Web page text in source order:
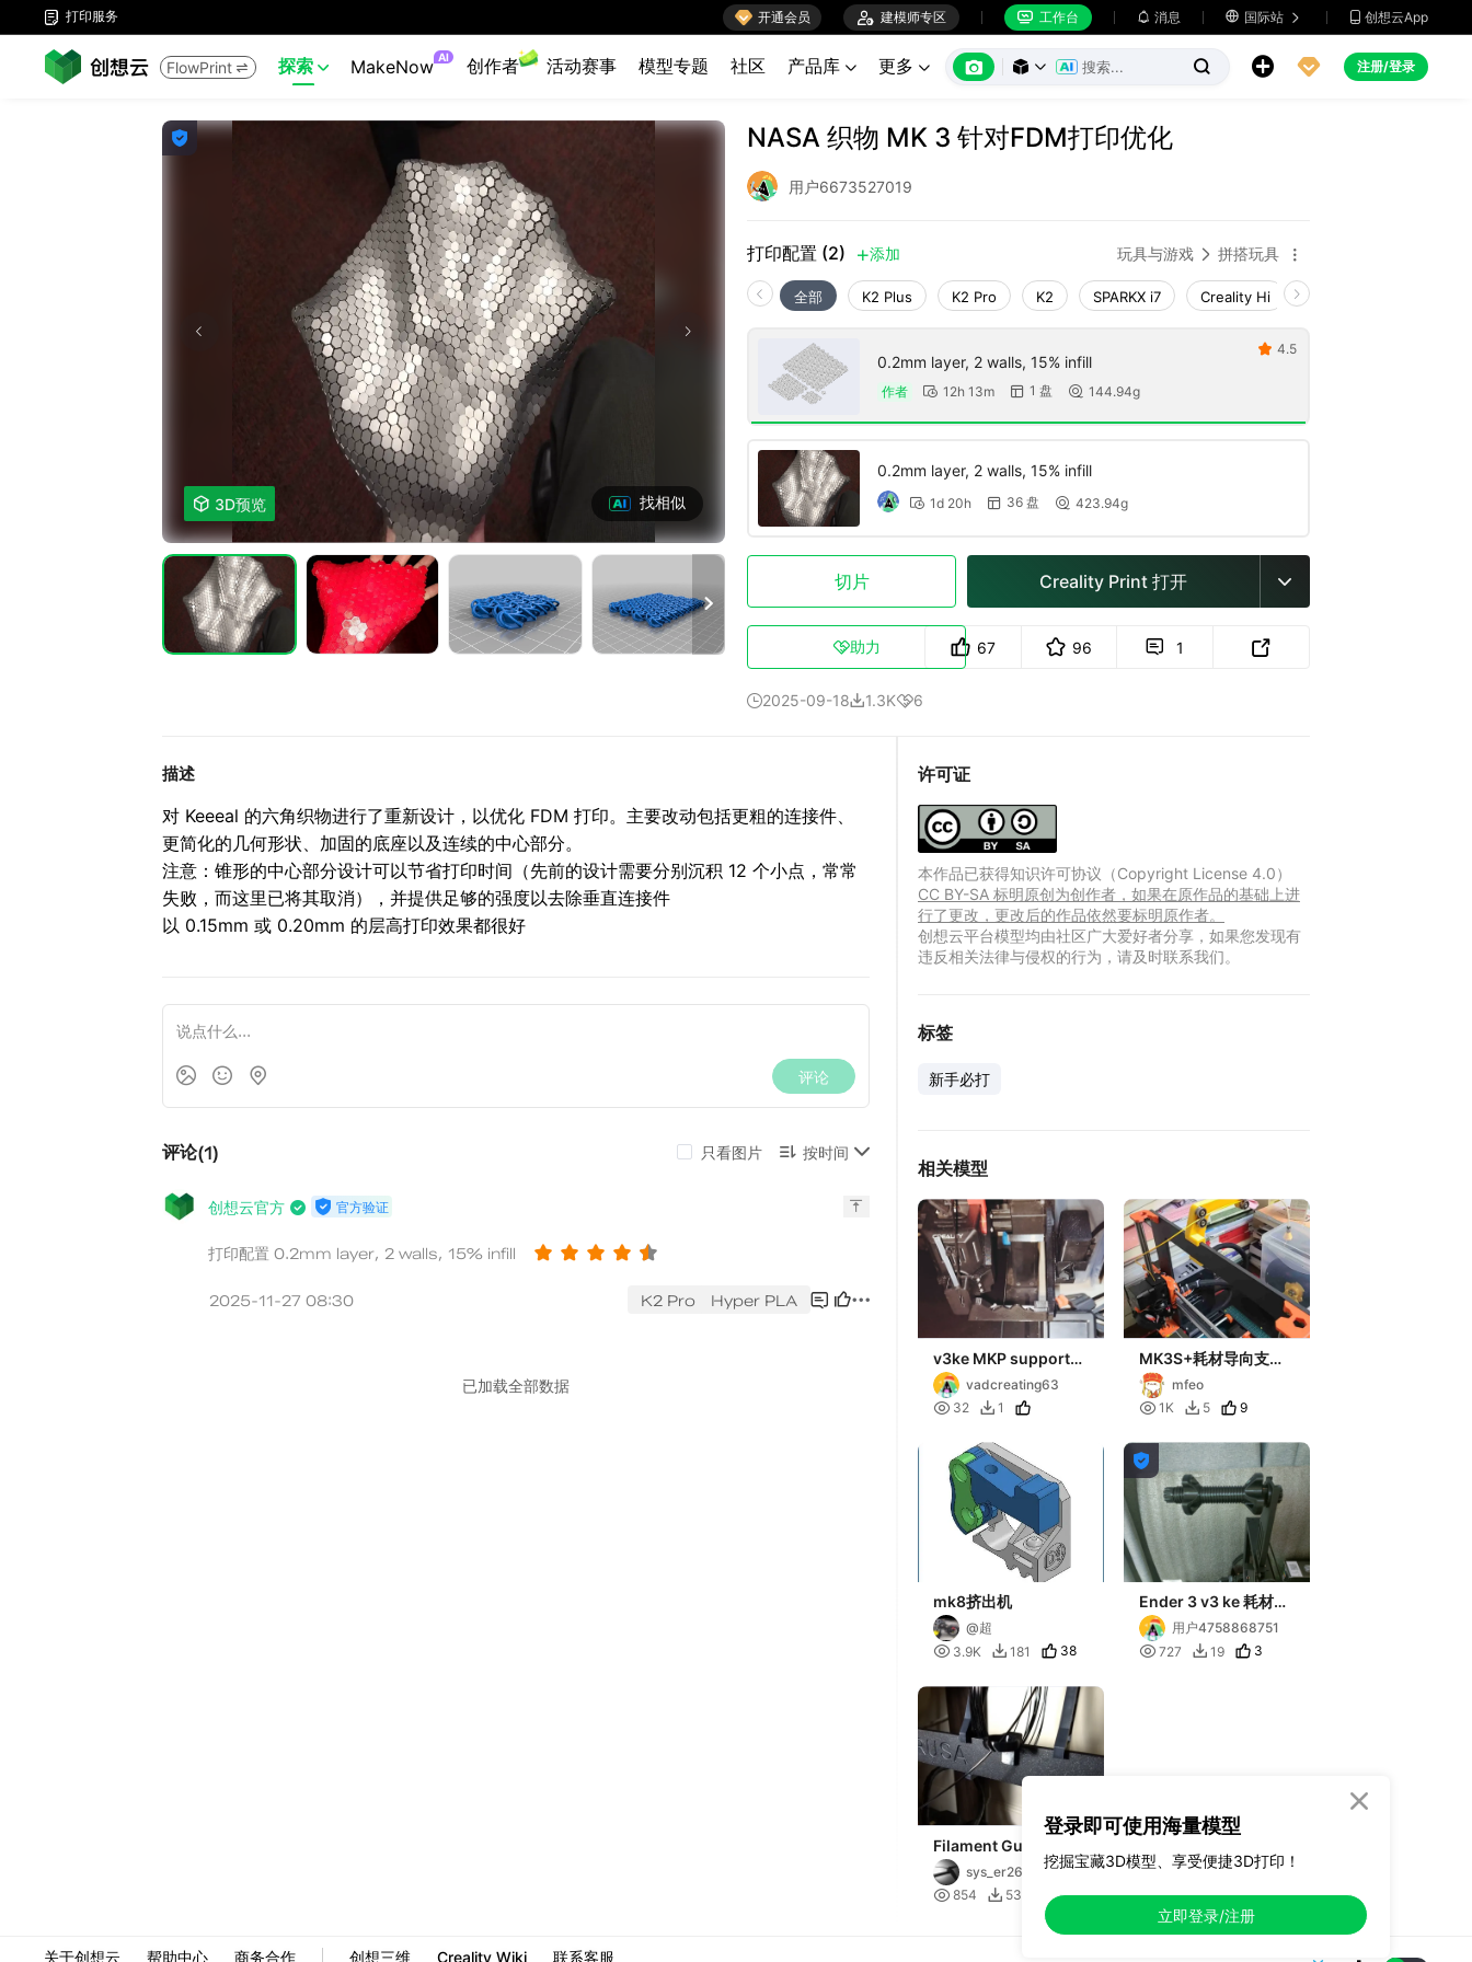
 打印服务  开通会员  建模师专区  工作台  消息  国际站   创想云App
FlowPrint  探索  MakeNow AI 创作者 活动赛事 模型专题 社区 产品库  更多        注册/登录

 3D预览 找相似

NASA 织物 MK 3 针对FDM打印优化
用户6673527019
打印配置 (2) 添加 玩具与游戏  拼搭玩具 
全部 K2 Plus K2 Pro K2 SPARKX i7 Creality Hi
0.2mm layer, 2 walls, 15% infill
作者  12h 13m  1 盘  144.94g
 4.5
0.2mm layer, 2 walls, 15% infill
 1d 20h  36 盘  423.94g
切片 Creality Print 打开 
助力 67 96  1 
2025-09-181.3K6
描述
对 Keeeal 的六角织物进行了重新设计，以优化 FDM 打印。 主要改动包括更粗的连接件、
更简化的几何形状、加固的底座以及连续的中心部分。
注意：锥形的中心部分设计可以节省打印时间（先前的设计需要分别沉积 12 个小点，常常
失败，而这里已将其取消），并提供足够的强度以去除垂直连接件
以 0.15mm 或 0.20mm 的层高打印效果都很好
许可证
本作品已获得知识许可协议（Copyright License 4.0）
CC BY-SA 标明原创为创作者，如果在原作品的基础上进
行了更改，更改后的作品依然要标明原作者。
创想云平台模型均由社区广大爱好者分享，如果您发现有
违反相关法律与侵权的行为，请及时联系我们。
标签
新手必打
相关模型
v3ke MKP support所
需部件 4盘(自己调整
打印参数vadcreating63
 32  1
MK3S+耗材导向支架
（后入）
mfeo
 1K  5 9
mk8挤出机
@超
 3.9K  181 38

Ender 3 v3 ke 耗材支
架
用户4758868751
 727  19 3
Filament Guide for
Original Prusa i3
MK2sys_er26
 854  53 14
关于创想云 帮助中心 商务合作 创想三维 Creality Wiki 联系客服
登录即可使用海量模型
挖掘宝藏3D模型、享受便捷3D打印！
立即登录/注册
